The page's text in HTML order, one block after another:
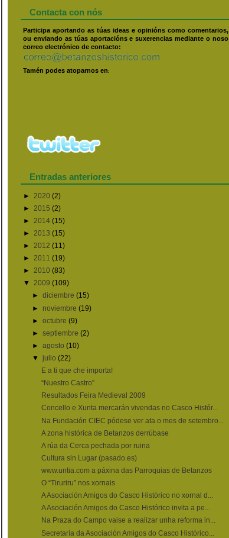
Contacta con nós
Participa aportando as túas ideas e opinións como comentarios,
ou enviando as túas aportacións e suxerencias mediante o noso
correo electrónico de contacto:
Tamén podes atoparnos en:
Entradas anteriores
► 2020 (2)
► 2015 (2)
► 2014 (15)
► 2013 (15)
► 2012 (11)
► 2011 (19)
► 2010 (83)
▼ 2009 (109)
► diciembre (15)
► noviembre (19)
► octubre (9)
► septiembre (2)
► agosto (10)
▼ julio (22)
E a ti que che importa!
“Nuestro Castro”
Resultados Feira Medieval 2009
Concello e Xunta mercarán vivendas no Casco Histór...
Na Fundación CIEC pódese ver ata o mes de setembro...
A zona histórica de Betanzos derrúbase
A rúa da Cerca pechada por ruina
Cultura sin Lugar (pasado.es)
www.untia.com a páxina das Parroquias de Betanzos
O “Tiruriru” nos xornais
A Asociación Amigos do Casco Histórico no xornal d...
A Asociación Amigos do Casco Histórico invita a pe...
Na Praza do Campo vaise a realizar unha reforma in...
Secretaría da Asociación Amigos do Casco Histórico...